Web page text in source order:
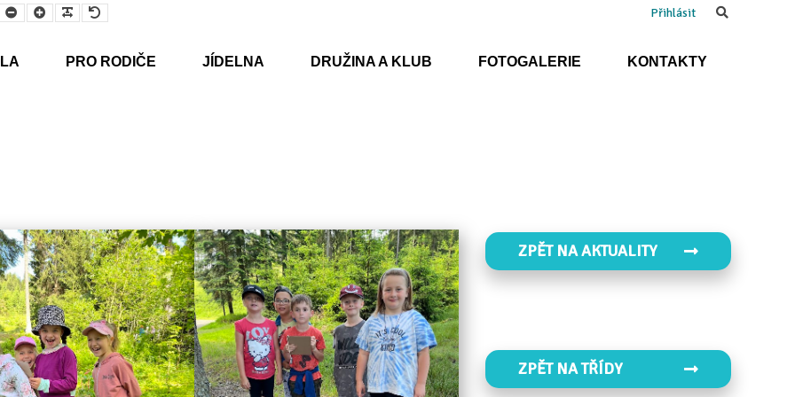
Smaller
Font
Larger
Font
Readable
Font
Default
Font
Přihlásit
PRO RODIČE JÍDELNA DRUŽINA A KLUB FOTOGALERIE KONTAKTY
ZPĚT NA AKTUALITY
ZPĚT NA TŘÍDY